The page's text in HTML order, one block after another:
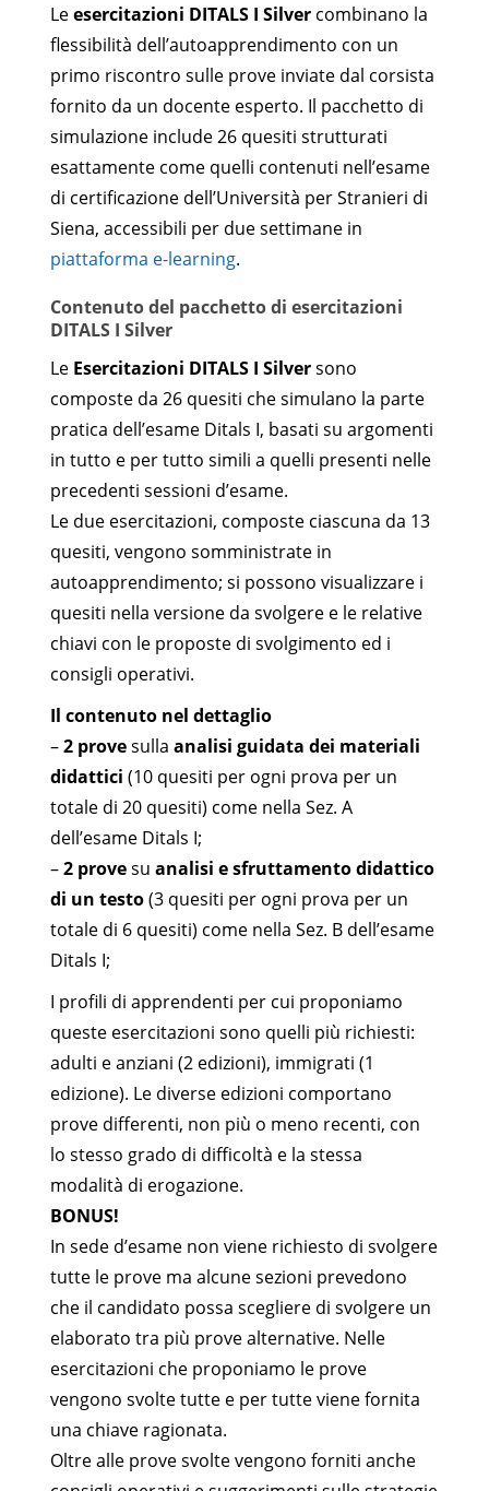
Leesercitazioni DITALS I Silver combinano la
flessibilità dell’autoapprendimento con un
primo riscontro sulle prove inviate dal corsista
fornito da un docente esperto. Il pacchetto di
simulazione include 26 quesiti strutturati
esattamente come quelli contenuti nell’esame
di certificazione dell’Università per Stranieri di
Siena, accessibili per due settimane in
piattaforma e-learning.
Contenuto del pacchetto di esercitazioni
DITALS I Silver
Le Esercitazioni DITALS I Silversono
composte da 26 quesiti che simulano la parte
pratica dell’esame Ditals I, basati su argomenti
in tutto e per tutto simili a quelli presenti nelle
precedenti sessioni d’esame.
Le due esercitazioni, composte ciascuna da 13
quesiti, vengono somministrate in
autoapprendimento; si possono visualizzare i
quesiti nella versione da svolgere e le relative
chiavi con le proposte di svolgimento ed i
consigli operativi.
Il contenuto nel dettaglio
–2 provesulla analisi guidata dei materiali
didattici (10 quesiti per ogni prova per un
totale di 20 quesiti) come nella Sez. A
dell’esame Ditals I;
–2 provesu analisi e sfruttamento didattico
di un testo(3 quesiti per ogni prova per un
totale di 6 quesiti) come nella Sez. B dell’esame
Ditals I;
I profili di apprendenti per cui proponiamo
queste esercitazioni sono quelli più richiesti:
adulti e anziani (2 edizioni), immigrati (1
edizione). Le diverse edizioni comportano
prove differenti, non più o meno recenti, con
lo stesso grado di difficoltà e la stessa
modalità di erogazione.
BONUS!
In sede d’esame non viene richiesto di svolgere
tutte le prove ma alcune sezioni prevedono
che il candidato possa scegliere di svolgere un
elaborato tra più prove alternative. Nelle
esercitazioni che proponiamo le prove
vengono svolte tutte e per tutte viene fornita
una chiave ragionata.
Oltre alle prove svolte vengono forniti anche